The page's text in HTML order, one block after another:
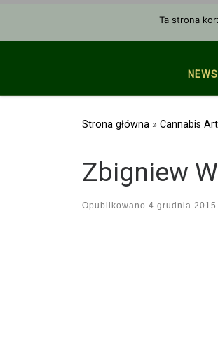
Strona główna » Cannabis
Zbigniew
Opublikowano 4 grudnia 2015
Ta strona